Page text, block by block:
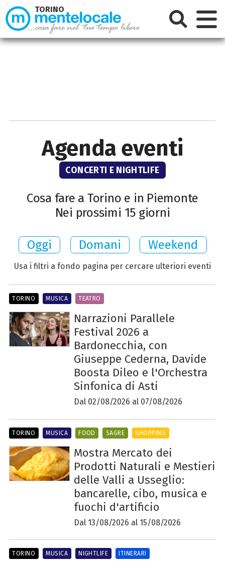
Agenda eventi
CONCERTI E NIGHTLIFE
Cosa fare a Torino e in Piemonte
Nei prossimi 15 giorni
Oggi Domani Weekend
Usa i filtri a fondo pagina per cercare ulteriori eventi
Narrazioni Parallele
Festival 2026 a
Bardonecchia, con
Giuseppe Cederna, Davide
Boosta Dileo e l'Orchestra
Sinfonica di Asti
Dal 02/08/2026 al 07/08/2026
TORINO MUSICA TEATRO
Mostra Mercato dei
Prodotti Naturali e Mestieri
delle Valli a Usseglio:
bancarelle, cibo, musica e
fuochi d'artificio
Dal 13/08/2026 al 15/08/2026
TORINO MUSICA FOOD SAGRE SHOPPING
TORINO MUSICA NIGHTLIFE ITINERARI
TORINO